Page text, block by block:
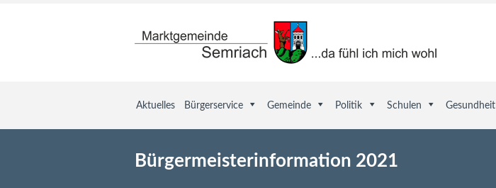
Aktuelles Bürgerservice Gemeinde Politik Schulen Gesundheit
Bürgermeisterinformation 2021